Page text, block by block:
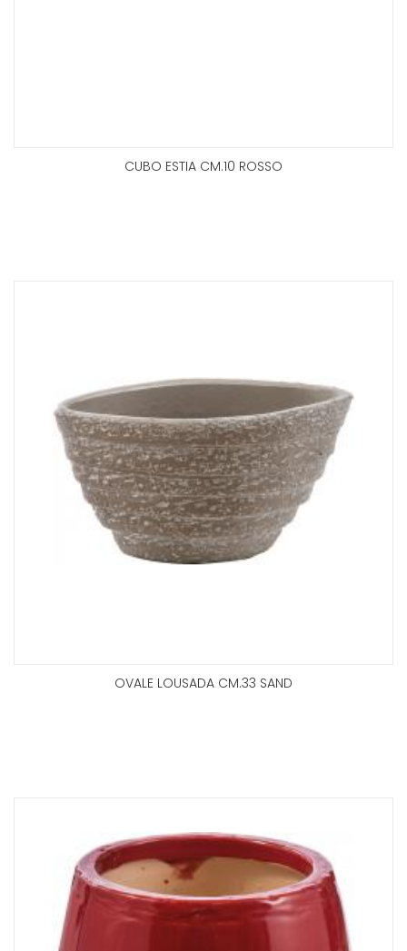
CUBO ESTIA CM.10 ROSSO
OVALE LOUSADA CM.33 SAND